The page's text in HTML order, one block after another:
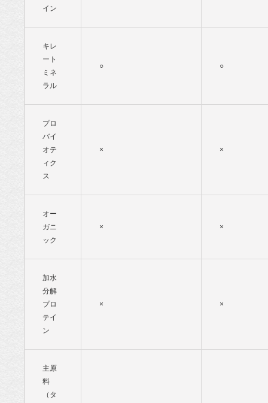
イン
キレ
ート
ミネ
ラル
○ ○
プロ
バイ
オテ
ィク
ス
× ×
オー
ガニ
ック
× ×
加水
分解
プロ
テイ
ン
× ×
主原
料
（タ